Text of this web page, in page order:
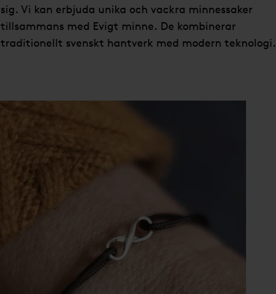
sig. Vi kan erbjuda unika och vackra minnessaker
tillsammans med Evigt minne. De kombinerar
traditionellt svenskt hantverk med modern teknologi.